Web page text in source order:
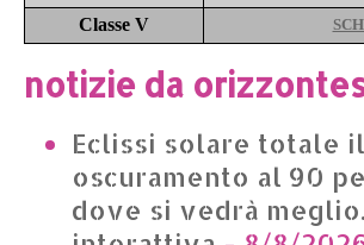
Classe V
notizie da
Eclissi solare totale
oscuramento al 90
dove si vedrà